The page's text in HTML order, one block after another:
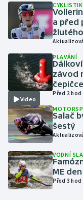
Judo
Krasobruslení
Lezení
Lyže a snowboard
Moderní pětiboj
Motorsport
Olympijské hry
Parasport
a před
žlutého
Video
PLAVÁNÍ
závod
čepičce
Před 2 hod
Salač
šestý
VODNÍ
ME
Před 3 hod